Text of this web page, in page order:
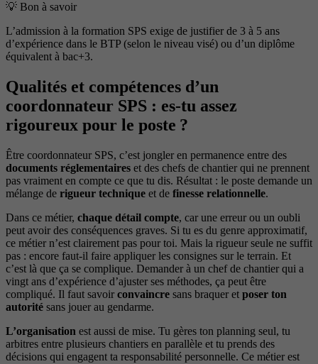
💡 Bon à savoir
L’admission à la formation SPS exige de justifier de 3 à 5 ans
d’expérience dans le BTP (selon le niveau visé) ou d’un diplôme
équivalent à bac+3.
Qualités et compétences d’un
coordonnateur SPS : es-tu assez
rigoureux pour le poste ?
Être coordonnateur SPS, c’est jongler en permanence entre des
documents réglementaires et des chefs de chantier qui ne prennent
pas vraiment en compte ce que tu dis. Résultat : le poste demande un
mélange de rigueur technique et de finesse relationnelle.
Dans ce métier, chaque détail compte, car une erreur ou un oubli
peut avoir des conséquences graves. Si tu es du genre approximatif,
ce métier n’est clairement pas pour toi. Mais la rigueur seule ne suffit
pas : encore faut-il faire appliquer les consignes sur le terrain. Et
c’est là que ça se complique. Demander à un chef de chantier qui a
vingt ans d’expérience d’ajuster ses méthodes, ça peut être
compliqué. Il faut savoir convaincre sans braquer et poser ton
autorité sans jouer au gendarme.
L’organisation est aussi de mise. Tu gères ton planning seul, tu
arbitres entre plusieurs chantiers en parallèle et tu prends des
décisions qui engagent ta responsabilité personnelle. Ce métier est